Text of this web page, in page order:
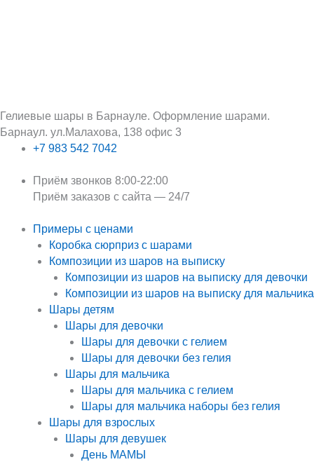
Гелиевые шары в Барнауле. Оформление шарами.
Барнаул. ул.Малахова, 138 офис 3
+7 983 542 7042
Приём звонков 8:00-22:00
Приём заказов с сайта — 24/7
Примеры с ценами
Коробка сюрприз с шарами
Композиции из шаров на выписку
Композиции из шаров на выписку для девочки
Композиции из шаров на выписку для мальчика
Шары детям
Шары для девочки
Шары для девочки с гелием
Шары для девочки без гелия
Шары для мальчика
Шары для мальчика с гелием
Шары для мальчика наборы без гелия
Шары для взрослых
Шары для девушек
День МАМЫ